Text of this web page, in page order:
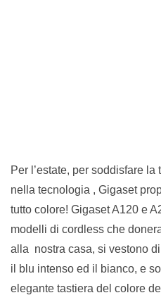
Per l’estate, per soddisfare
nella tecnologia , Gigaset
tutto colore! Gigaset A120 e
modelli di cordless che
alla nostra casa, si vestono
il blu intenso ed il bianco, e
elegante tastiera del colore